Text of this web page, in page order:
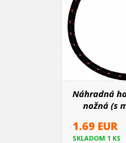
Náhradná
nožná (s
1.69 EUR
SKLADOM 1 KS